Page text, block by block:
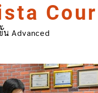
Advanced